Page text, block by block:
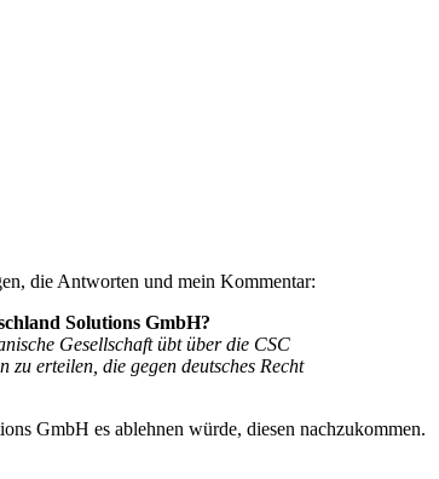
die Antworten und mein Kommentar:
Solutions GmbH?
Gesellschaft übt über die CSC
erteilen, die gegen deutsches Recht
GmbH es ablehnen würde, diesen nachzukommen.